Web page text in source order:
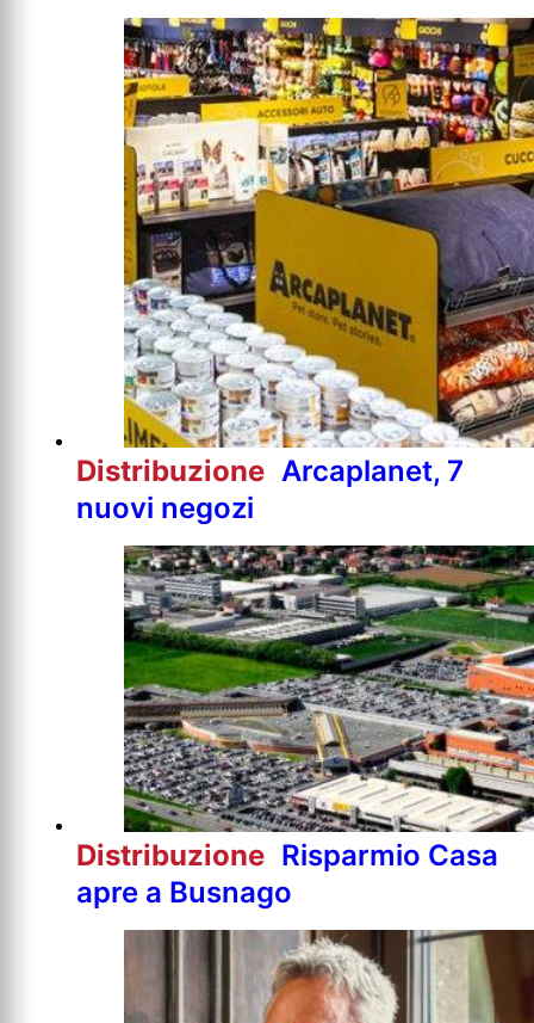
Distribuzione Arcaplanet, 7
nuovi negozi
Distribuzione Risparmio Casa
apre a Busnago